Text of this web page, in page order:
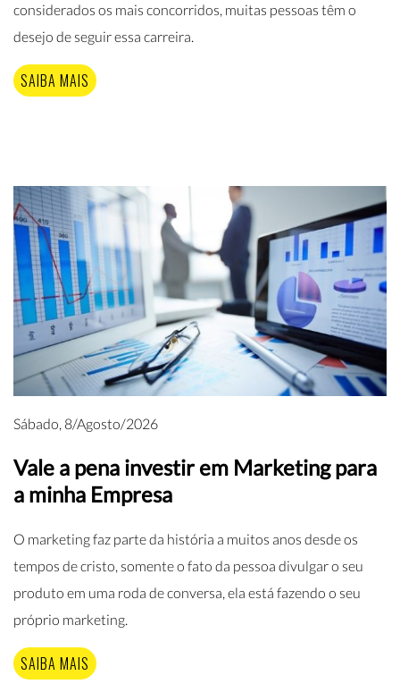
considerados os mais concorridos, muitas pessoas têm o
desejo de seguir essa carreira.
SAIBA MAIS
Sábado, 8/Agosto/2026
Vale a pena investir em Marketing para
a minha Empresa
O marketing faz parte da história a muitos anos desde os
tempos de cristo, somente o fato da pessoa divulgar o seu
produto em uma roda de conversa, ela está fazendo o seu
próprio marketing.
SAIBA MAIS